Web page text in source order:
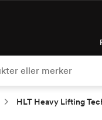
HLT Heavy Lifting